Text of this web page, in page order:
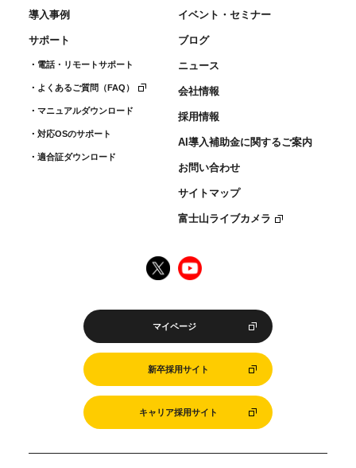
導入事例
サポート
電話・リモートサポート
よくあるご質問（FAQ）
マニュアルダウンロード
対応OSのサポート
適合証ダウンロード
イベント・セミナー
ブログ
ニュース
会社情報
採用情報
AI導入補助金に関するご案内
お問い合わせ
サイトマップ
富士山ライブカメラ
マイページ
新卒採用サイト
キャリア採用サイト